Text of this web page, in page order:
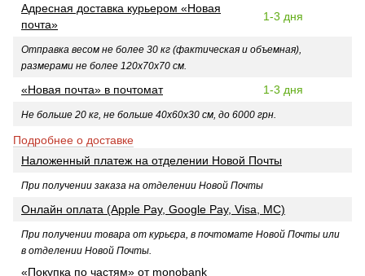
Адресная доставка курьером «Новая
почта»
1-3 дня
Отправка весом не более 30 кг (фактическая и объемная),
размерами не более 120х70х70 см.
«Новая почта» в почтомат 1-3 дня
Не больше 20 кг, не больше 40х60х30 см, до 6000 грн.
Подробнее о доставке
Наложенный платеж на отделении Новой Почты
При получении заказа на отделении Новой Почты
Онлайн оплата (Apple Pay, Google Pay, Visa, MC)
При получении товара от курьєра, в почтомате Новой Почты или
в отделении Новой Почты.
«Покупка по частям» от monobank